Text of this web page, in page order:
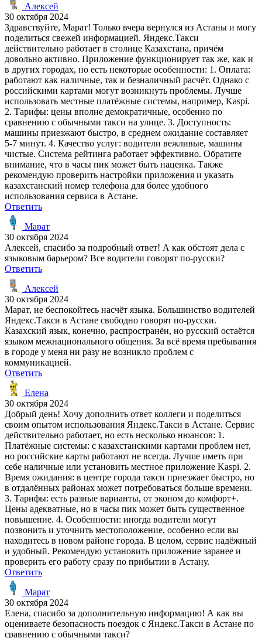
Алексей
30 октября 2024
Здравствуйте, Марат! Только вчера вернулся из Астаны и могу
поделиться свежей информацией. Яндекс.Такси
действительно работает в столице Казахстана, причём
довольно активно. Приложение функционирует так же, как и
в других городах, но есть некоторые особенности: 1. Оплата:
работают как наличные, так и безналичный расчёт. Однако с
российскими картами могут возникнуть проблемы. Лучше
использовать местные платёжные системы, например, Kaspi.
2. Тарифы: цены вполне демократичные, особенно по
сравнению с обычными такси на улице. 3. Доступность:
машины приезжают быстро, в среднем ожидание составляет
5-7 минут. 4. Качество услуг: водители вежливые, машины
чистые. Система рейтинга работает эффективно. Обратите
внимание, что в часы пик может быть наценка. Также
рекомендую проверить настройки приложения и указать
казахстанский номер телефона для более удобного
использования сервиса в Астане.
Ответить
Марат
30 октября 2024
Алексей, спасибо за подробный ответ! А как обстоят дела с
языковым барьером? Все водители говорят по-русски?
Ответить
Алексей
30 октября 2024
Марат, не беспокойтесь насчёт языка. Большинство водителей
Яндекс.Такси в Астане свободно говорят по-русски.
Казахский язык, конечно, распространён, но русский остаётся
языком межнационального общения. За всё время пребывания
в городе у меня ни разу не возникло проблем с
коммуникацией.
Ответить
Елена
30 октября 2024
Добрый день! Хочу дополнить ответ коллеги и поделиться
своим опытом использования Яндекс.Такси в Астане. Сервис
действительно работает, но есть несколько нюансов: 1.
Платёжные системы: с казахстанскими картами проблем нет,
но российские карты работают не всегда. Лучше иметь при
себе наличные или установить местное приложение Kaspi. 2.
Время ожидания: в центре города такси приезжает быстро, но
в отдалённых районах может потребоваться больше времени.
3. Тарифы: есть разные варианты, от эконом до комфорт+.
Цены адекватные, но в часы пик может быть существенное
повышение. 4. Особенности: иногда водители могут
позвонить и уточнить местоположение, особенно если вы
находитесь в новом районе города. В целом, сервис надёжный
и удобный. Рекомендую установить приложение заранее и
проверить его работу сразу по прибытии в Астану.
Ответить
Марат
30 октября 2024
Елена, спасибо за дополнительную информацию! А как вы
оцениваете безопасность поездок с Яндекс.Такси в Астане по
сравнению с обычными такси?